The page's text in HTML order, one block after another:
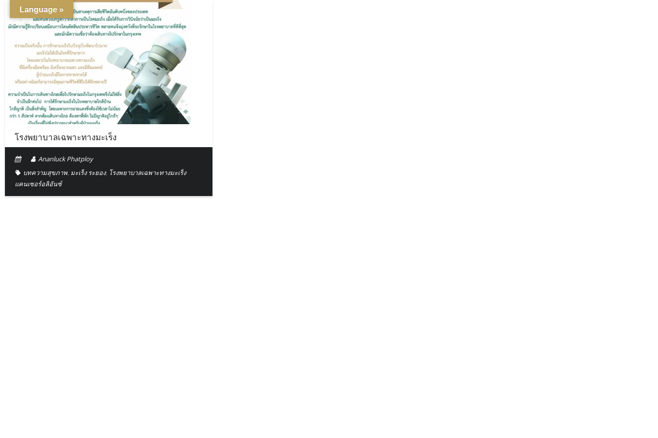
โรงพยาบาลเฉพาะทางมะเร็ง
Ananluck Phatploy
บทความสุขภาพ, มะเร็ง ระยอง, โรงพยาบาลเฉพาะทางมะเร็ง
แคนเซอร์อลิอันซ์
Language »